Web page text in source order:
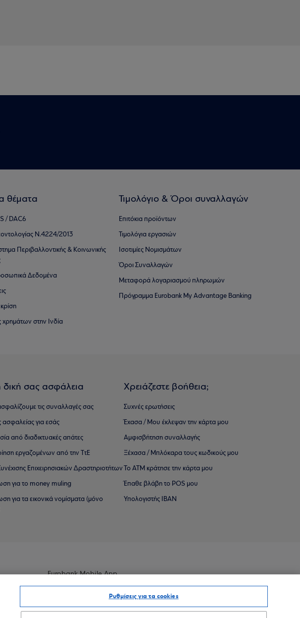
θέματα
/ DAC6
Ν.4224/2013
Περιβαλλοντικής & Κοινωνικής
Δεδομένα
στην Ινδία
Τιμολόγιο & Όροι συναλλαγών
Επιτόκια προϊόντων
Τιμολόγια εργασιών
Ισοτιμίες Νομισμάτων
Όροι Συναλλαγών
Μεταφορά λογαριασμού πληρωμών
Πρόγραμμα Eurobank My Advantage Banking
δική σας ασφάλεια
τις συναλλαγές σας
ασφαλείας για εσάς
από διαδικτυακές απάτες
εργαζομένων από την ΤτΕ
Επιχειρησιακών ∆ραστηριοτήτων
για το money muling
για τα εικονικά νομίσματα (μόνο
Χρειάζεστε βοήθεια;
Συχνές ερωτήσεις
Έχασα / Μου έκλεψαν την κάρτα μου
Αμφισβήτηση συναλλαγής
Ξέχασα / Μπλόκαρα τους κωδικούς μου
Το ΑΤΜ κράτησε την κάρτα μου
Έπαθε βλάβη το POS μου
Υπολογιστής IBAN
Eurobank Mobile App
Ρυθμίσεις για τα cookies